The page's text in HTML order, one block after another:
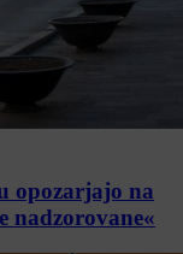
opozarjajo na
nadzorovane«